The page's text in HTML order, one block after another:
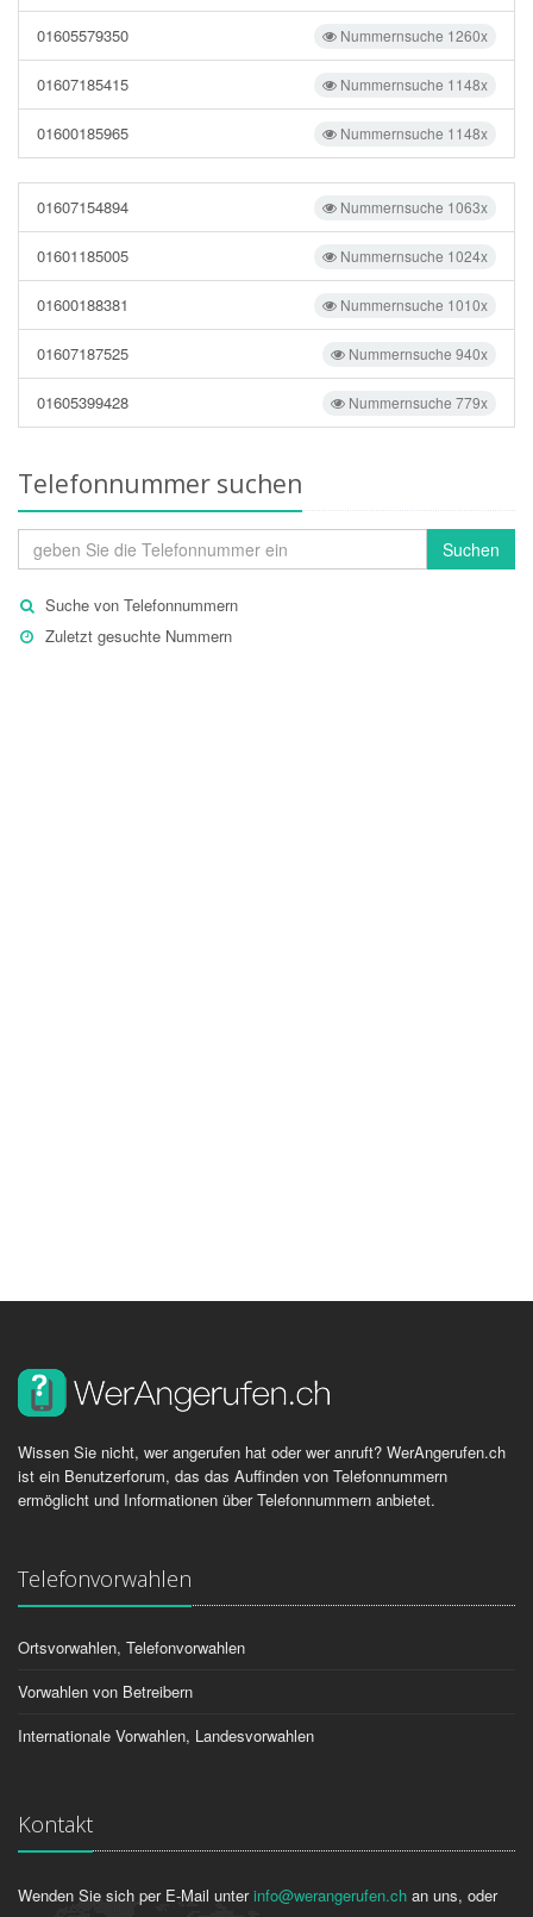
Nummernsuche 1260x
01605579350
Nummernsuche 1148x
01607185415
Nummernsuche 1148x
01600185965
Nummernsuche 1063x
01607154894
Nummernsuche 1024x
01601185005
Nummernsuche 1010x
01600188381
Nummernsuche 940x
01607187525
Nummernsuche 779x
01605399428
Telefonnummer suchen
Suchen
Suche von Telefonnummern
Zuletzt gesuchte Nummern
Wissen Sie nicht, wer angerufen hat oder wer anruft? WerAngerufen.ch
ist ein Benutzerforum, das das Auffinden von Telefonnummern
ermöglicht und Informationen über Telefonnummern anbietet.
Telefonvorwahlen
Ortsvorwahlen, Telefonvorwahlen
Vorwahlen von Betreibern
Internationale Vorwahlen, Landesvorwahlen
Kontakt
Wenden Sie sich per E-Mail unterinfo@werangerufen.ch an uns, oder